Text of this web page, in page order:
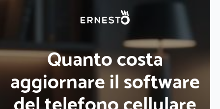
Quanto costa
aggiornare il software